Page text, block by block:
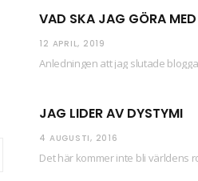
VAD SKA JAG GÖRA
12 APRIL, 2019
JAG LIDER AV DYSTYMI
4 AUGUSTI, 2016